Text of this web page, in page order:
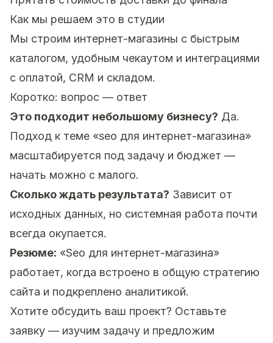
Как мы решаем это в студии
Мы строим интернет-магазины с быстрым
каталогом, удобным чекаутом и интеграциями
с оплатой, CRM и складом.
Коротко: вопрос — ответ
Это подходит небольшому бизнесу? Да.
Подход к теме «seo для интернет-магазина»
масштабируется под задачу и бюджет —
начать можно с малого.
Сколько ждать результата? Зависит от
исходных данных, но системная работа почти
всегда окупается.
Резюме: «Seo для интернет-магазина»
работает, когда встроено в общую стратегию
сайта и подкреплено аналитикой.
Хотите обсудить ваш проект? Оставьте
заявку — изучим задачу и предложим